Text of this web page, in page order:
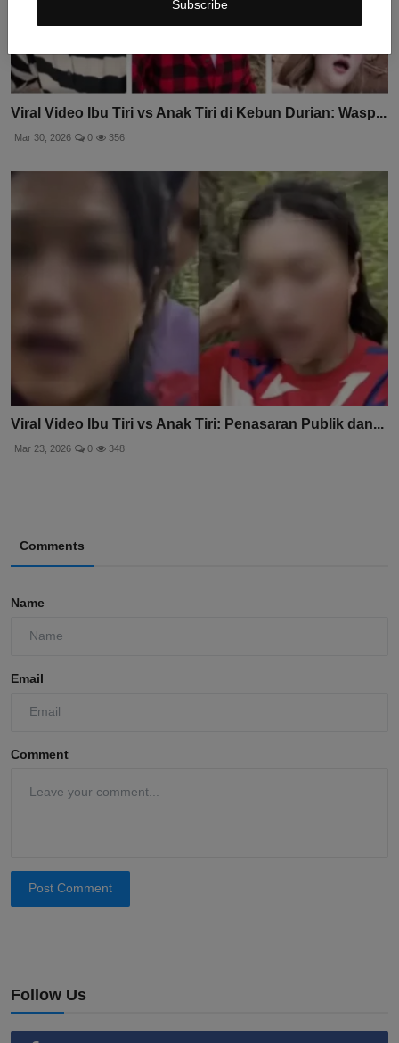
Subscribe
Viral Video Ibu Tiri vs Anak Tiri di Kebun Durian: Wasp...
Mar 30, 2026 0 356
Viral Video Ibu Tiri vs Anak Tiri: Penasaran Publik dan...
Mar 23, 2026 0 348
Comments
Name
Email
Comment
Post Comment
Follow Us